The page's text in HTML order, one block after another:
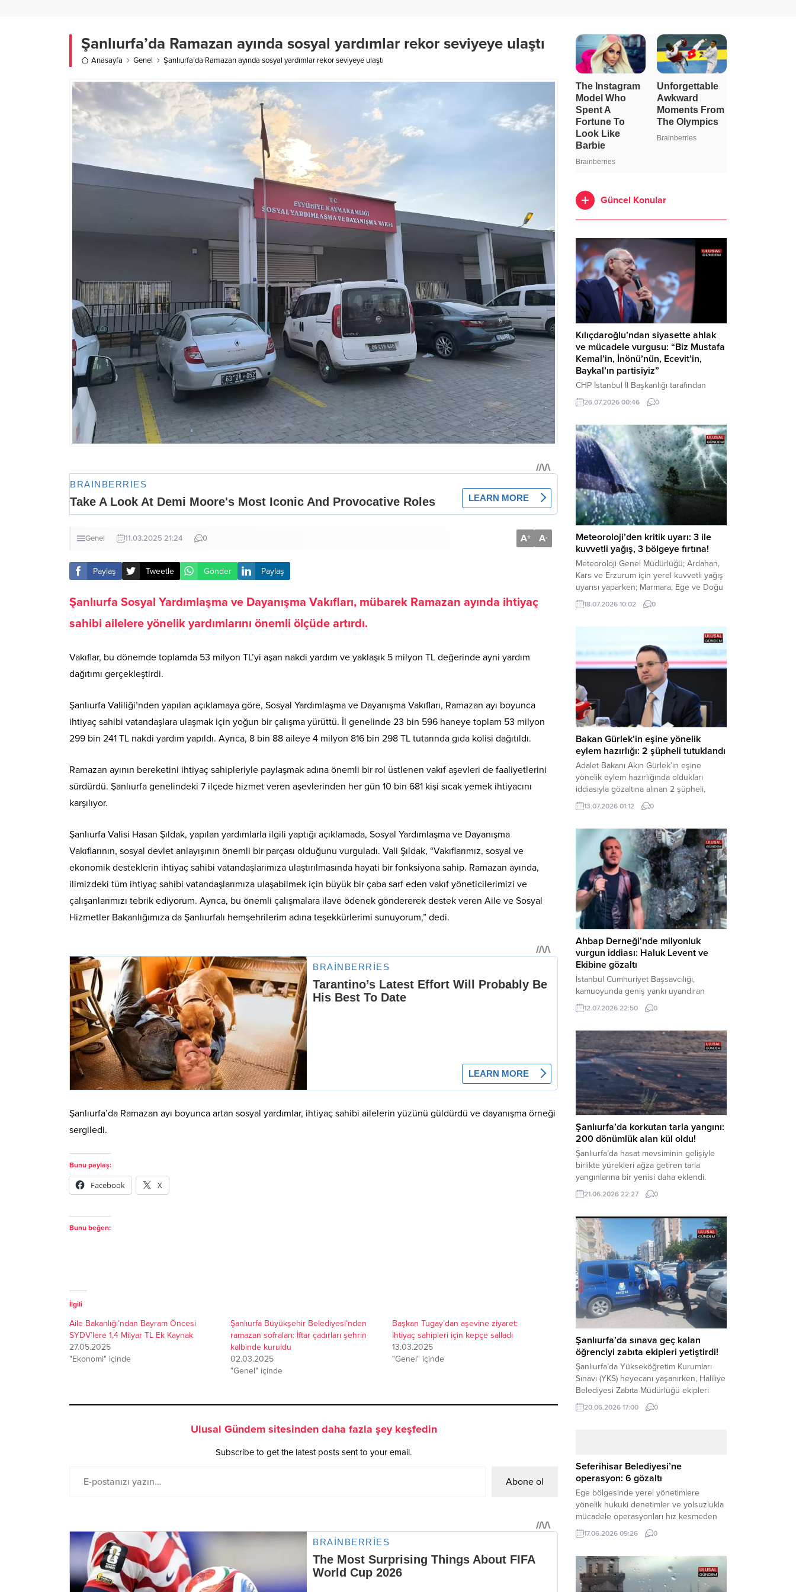
Şanlıurfa’da Ramazan ayında sosyal yardımlar rekor seviyeye ulaştı
Anasayfa Genel Şanlıurfa’da Ramazan ayında sosyal yardımlar rekor seviyeye ulaştı
Genel 11.03.2025 21:24 0 A+ A-
Paylaş Tweetle Gönder Paylaş
Şanlıurfa Sosyal Yardımlaşma ve Dayanışma Vakıfları, mübarek Ramazan ayında ihtiyaç
sahibi ailelere yönelik yardımlarını önemli ölçüde artırdı.
Vakıflar, bu dönemde toplamda 53 milyon TL’yi aşan nakdi yardım ve yaklaşık 5 milyon TL değerinde ayni yardım
dağıtımı gerçekleştirdi.
Şanlıurfa Valiliği’nden yapılan açıklamaya göre, Sosyal Yardımlaşma ve Dayanışma Vakıfları, Ramazan ayı boyunca
ihtiyaç sahibi vatandaşlara ulaşmak için yoğun bir çalışma yürüttü. İl genelinde 23 bin 596 haneye toplam 53 milyon
299 bin 241 TL nakdi yardım yapıldı. Ayrıca, 8 bin 88 aileye 4 milyon 816 bin 298 TL tutarında gıda kolisi dağıtıldı.
Ramazan ayının bereketini ihtiyaç sahipleriyle paylaşmak adına önemli bir rol üstlenen vakıf aşevleri de faaliyetlerini
sürdürdü. Şanlıurfa genelindeki 7 ilçede hizmet veren aşevlerinden her gün 10 bin 681 kişi sıcak yemek ihtiyacını
karşılıyor.
Şanlıurfa Valisi Hasan Şıldak, yapılan yardımlarla ilgili yaptığı açıklamada, Sosyal Yardımlaşma ve Dayanışma
Vakıflarının, sosyal devlet anlayışının önemli bir parçası olduğunu vurguladı. Vali Şıldak, “Vakıflarımız, sosyal ve
ekonomik desteklerin ihtiyaç sahibi vatandaşlarımıza ulaştırılmasında hayati bir fonksiyona sahip. Ramazan ayında,
ilimizdeki tüm ihtiyaç sahibi vatandaşlarımıza ulaşabilmek için büyük bir çaba sarf eden vakıf yöneticilerimizi ve
çalışanlarımızı tebrik ediyorum. Ayrıca, bu önemli çalışmalara ilave ödenek göndererek destek veren Aile ve Sosyal
Hizmetler Bakanlığımıza da Şanlıurfalı hemşehrilerim adına teşekkürlerimi sunuyorum,” dedi.
Şanlıurfa’da Ramazan ayı boyunca artan sosyal yardımlar, ihtiyaç sahibi ailelerin yüzünü güldürdü ve dayanışma örneği
sergiledi.
Bunu paylaş:
Facebook X
Bunu beğen:
İlgili
Aile Bakanlığı’ndan Bayram Öncesi
SYDV’lere 1,4 Milyar TL Ek Kaynak
27.05.2025
"Ekonomi" içinde
Şanlıurfa Büyükşehir Belediyesi’nden
ramazan sofraları: İftar çadırları şehrin
kalbinde kuruldu
02.03.2025
"Genel" içinde
Başkan Tugay’dan aşevine ziyaret:
İhtiyaç sahipleri için kepçe salladı
13.03.2025
"Genel" içinde
Ulusal Gündem sitesinden daha fazla şey keşfedin
Subscribe to get the latest posts sent to your email.
Abone ol
Güncel Konular
Kılıçdaroğlu’ndan siyasette ahlak
ve mücadele vurgusu: “Biz Mustafa
Kemal’in, İnönü’nün, Ecevit’in,
Baykal’ın partisiyiz”
CHP İstanbul İl Başkanlığı tarafından
düzenlenen Üye Katılım Töreni’nde
konuşan Kemal Kılıçdaroğlu; partinin
beşli çetelerle mücadeleden Aile
Destekleri Sigortası’na kadar birçok kritik
konuda sert ve net mesajlar verdi. Haber
Merkezi – CHP Genel Başkanı Kemal
Kılıçdaroğlu, Rauf Denktaş Kültür
Merkezi’nde gerçekleştirilen ve yeni
üyelere rozetlerinin takıldığı...
26.07.2026 00:46 0
Meteoroloji’den kritik uyarı: 3 ile
kuvvetli yağış, 3 bölgeye fırtına!
Meteoroloji Genel Müdürlüğü; Ardahan,
Kars ve Erzurum için yerel kuvvetli yağış
uyarısı yaparken; Marmara, Ege ve Doğu
Anadolu’nun belirli kesimlerinde ise
saatte 60 kilometre hıza ulaşabilecek
tedbirli olmaya çağırdı. Haber Merkezi –
Çevre, Şehircilik ve İklim Değişikliği
Bakanlığı Meteoroloji Genel Müdürlüğü,
ülke genelini kapsayan son hava...
18.07.2026 10:02 0
Bakan Gürlek’in eşine yönelik
eylem hazırlığı: 2 şüpheli tutuklandı
Adalet Bakanı Akın Gürlek’in eşine
yönelik eylem hazırlığında oldukları
iddiasıyla gözaltına alınan 2 şüpheli,
çıkarıldıkları mahkemece tutuklanarak
cezaevine gönderildi. Haber Merkezi –
tarafından yürütülen geniş kapsamlı
soruşturma çerçevesinde gözaltına
alınan şüphelilerin emniyetteki işlemleri
tamamlandı. Güvenlik birimlerindeki
sorgularının ardından yoğun güvenlik
önlemleri altında adliyeye sevk edilen
U.Y. ve...
13.07.2026 01:12 0
Ahbap Derneği’nde milyonluk
vurgun iddiası: Haluk Levent ve
Ekibine gözaltı
İstanbul Cumhuriyet Başsavcılığı,
kamuoyunda geniş yankı uyandıran
Ahbap Derneği’ne yönelik kapsamlı bir
soruşturma başlattığını ve Dernek
şüphelilerin gözaltına alındığını açıkladı.
Yürütülen tahkikatın “Dernekler
Kanunu’na muhalefet”, “suçtan
kaynaklanan mal varlığı değerlerini
aklama” ve “örgüt” suçlamaları
kapsamında derinleştirildiği bildirildi.
Haber Merkezi – Soruşturmanın
odağında, özellikle 6 Şubat...
12.07.2026 22:50 0
Şanlıurfa’da korkutan tarla yangını:
200 dönümlük alan kül oldu!
Şanlıurfa’da hasat mevsiminin gelişiyle
birlikte yürekleri ağza getiren tarla
yangınlarına bir yenisi daha eklendi.
Hilvan ilçesinde çıkan yangında, 50
dönümü biçilmemiş buğday olmak üzere
teslim olarak küle döndü. Haber Merkezi
– Yangın, Şanlıurfa’nın Hilvan ilçesine
bağlı Agilmuz köyünde meydana geldi.
Edinilen bilgilere göre, henüz
belirlenemeyen...
21.06.2026 22:27 0
Şanlıurfa’da sınava geç kalan
öğrenciyi zabıta ekipleri yetiştirdi!
Şanlıurfa’da Yükseköğretim Kurumları
Sınavı (YKS) heyecanı yaşanırken, Haliliye
Belediyesi Zabıta Müdürlüğü ekipleri
geleceğini belirleyecek sınava geç kalma
tehlikesiyle karşı karşıya kalan bir
yolunu tutan binlerce aday arasında,
sınav yerine zamanında ulaşamayan bir
öğrenci büyük bir panik yaşadı....
20.06.2026 17:00 0
Seferihisar Belediyesi’ne
operasyon: 6 gözaltı
Ege bölgesinde yerel yönetimlere
yönelik hukuki denetimler ve yolsuzlukla
mücadele operasyonları hız kesmeden
devam ediyor. İzmir’in turistik ilçelerinden
Seferihisar Belediyesi, sabah saatlerinde
operasyonuyla sarsıldı. Haber Merkezi –
İzmir Cumhuriyet Başsavcılığı
koordinesinde yürütülen geniş kapsamlı
17.06.2026 09:26 0